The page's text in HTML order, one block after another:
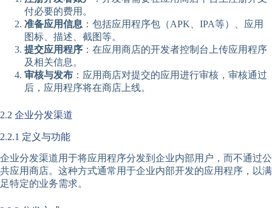
付必要的费用。
准备应用信息 ：包括应用程序包（APK、IPA等）、应用
图标、描述、截图等。
提交应用程序 ：在应用商店的开发者控制台上传应用程序
及相关信息。
审核与发布 ：应用商店对提交的应用进行审核，审核通过
后，应用程序将在商店上线。
2.2 企业分发渠道
2.2.1 定义与功能
企业分发渠道用于将应用程序分发到企业内部用户，而不通过公
共应用商店。这种方式通常用于企业内部开发的应用程序，以满
足特定的业务需求。